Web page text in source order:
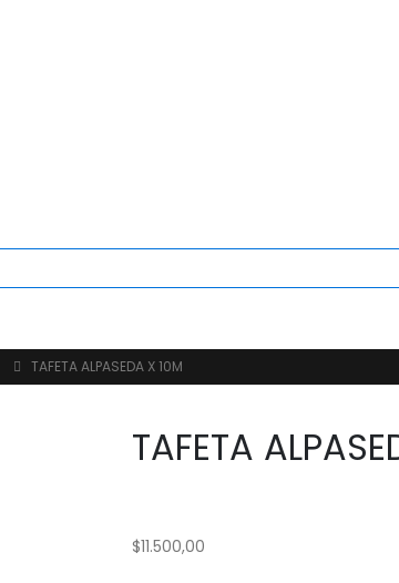
TAFETA ALPASEDA X 10M
TAFETA
$11.500,00